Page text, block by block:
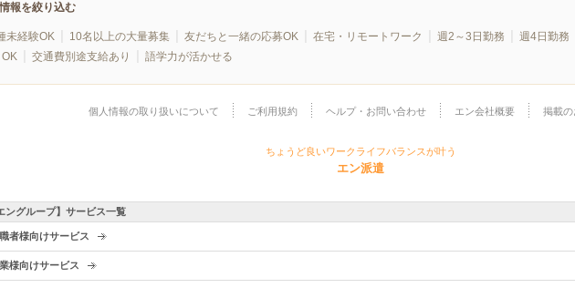
報を絞り込む
未経験OK 10名以上の大量募集 友だちと一緒の応募OK 在宅・リモートワーク 週2～3日勤務 週4日勤務
交通費別途支給あり 語学力が活かせる
個人情報の取り扱いについて ご利用規約 ヘルプ・お問い合わせ エン会社概要 掲載
ちょうど良いワークライフバランスが叶う
エン派遣
ングループ】サービス一覧
者様向けサービス
様向けサービス